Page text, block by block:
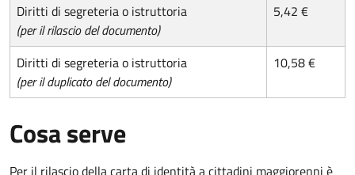
Diritti di segreteria o istruttoria
(per il rilascio del documento)
5,42 €
Diritti di segreteria o istruttoria
(per il duplicato del documento)
10,58 €
Cosa serve
Per il rilascio della carta di identità a cittadini maggiorenni è